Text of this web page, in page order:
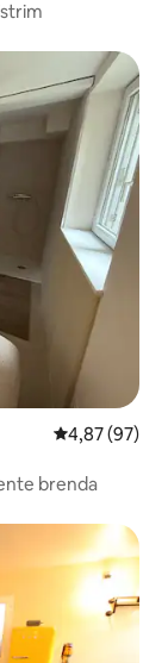
Vlerësimi
4,87 (97)
brenda